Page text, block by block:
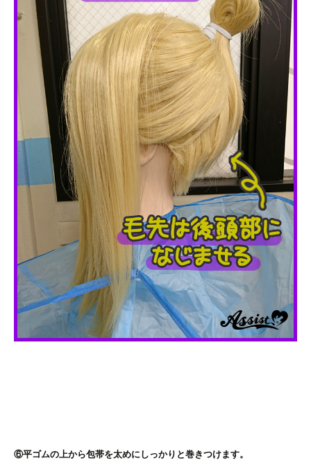
⑥平ゴムの上から包帯を太めにしっかりと巻きつけます。